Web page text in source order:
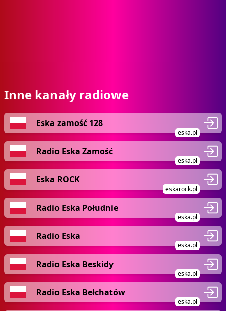
Inne kanały radiowe
Eska zamość 128
eska.pl
Radio Eska Zamość
eska.pl
Eska ROCK
eskarock.pl
Radio Eska Południe
eska.pl
Radio Eska
eska.pl
Radio Eska Beskidy
eska.pl
Radio Eska Bełchatów
eska.pl